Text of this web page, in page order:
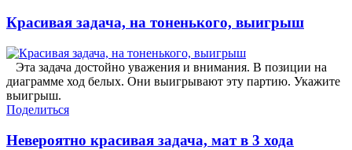
Красивая задача, на тоненького, выигрыш
Эта задача достойно уважения и внимания. В позиции на
диаграмме ход белых. Они выигрывают эту партию. Укажите
выигрыш.
Поделиться
Невероятно красивая задача, мат в 3 хода